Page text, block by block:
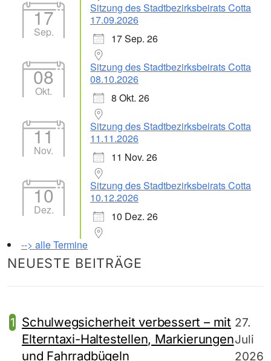
17
Sep.
Sitzung des Stadtbezirksbeirats Cotta
17.09.2026
17 Sep. 26
08
Okt.
Sitzung des Stadtbezirksbeirats Cotta
08.10.2026
8 Okt. 26
11
Nov.
Sitzung des Stadtbezirksbeirats Cotta
11.11.2026
11 Nov. 26
10
Dez.
Sitzung des Stadtbezirksbeirats Cotta
10.12.2026
10 Dez. 26
--> alle Termine
NEUESTE BEITRÄGE
Schulwegsicherheit verbessert – mit
Elterntaxi-Haltestellen, Markierungen
und Fahrradbügeln
27.
Juli
2026